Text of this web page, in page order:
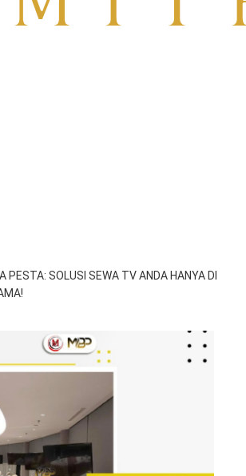
PESTA: SOLUSI SEWA TV ANDA HANYA DI